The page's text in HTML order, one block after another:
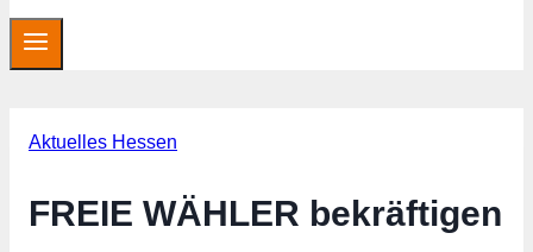
Aktuelles Hessen
FREIE WÄHLER bekräftigen